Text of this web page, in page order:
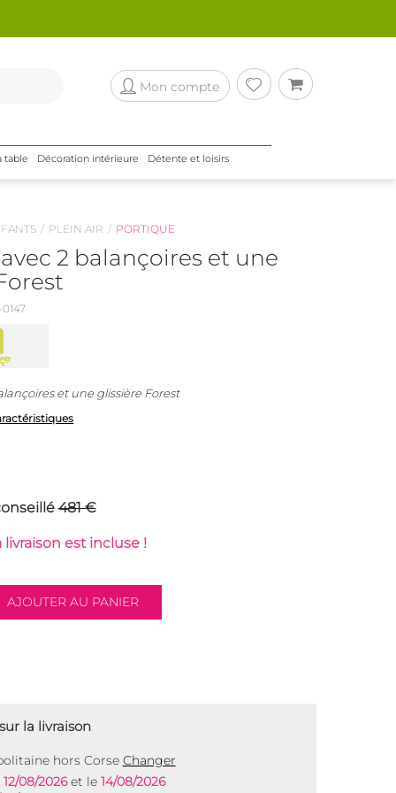
Mon compte
table Décoration intérieure Détente et loisirs
PLEIN AIR PORTIQUE
2 balançoires et une
et une glissière Forest
481 €
livraison est incluse !
la livraison
hors Corse Changer
12/08/2026et le 14/08/2026